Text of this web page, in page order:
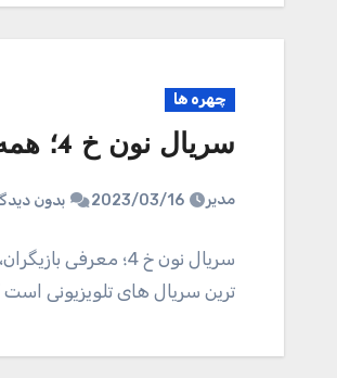
چهره ها
سریال نون خ 4؛ همه بازیگران نون خ و ساعت پخش سریال عید
مدیر 2023/03/16 بدون
ترین سریال های تلویزیونی